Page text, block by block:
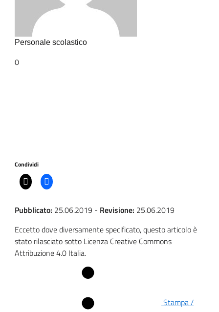
Personale scolastico
0
Condividi
Pubblicato: 25.06.2019 - Revisione: 25.06.2019
Eccetto dove diversamente specificato, questo articolo è
stato rilasciato sotto Licenza Creative Commons
Attribuzione 4.0 Italia.
Stampa /